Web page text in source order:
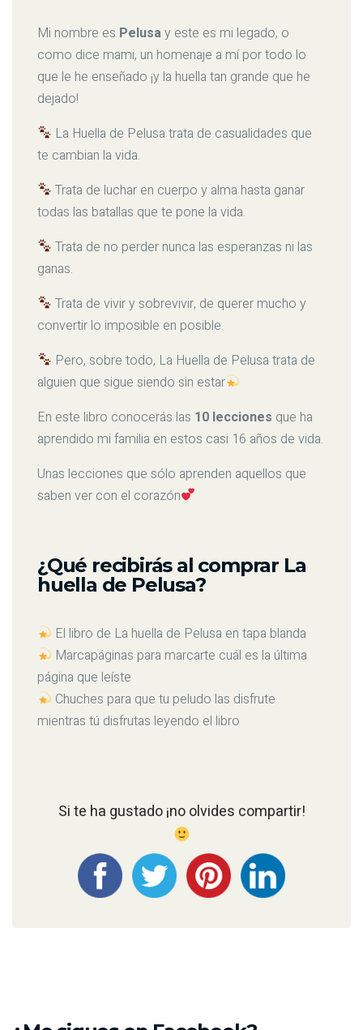
Mi nombre es Pelusay este es mi legado, o
como dice mami, un homenaje a mí por todo lo
que le he enseñado ¡y la huella tan grande que he
dejado!
La Huella de Pelusa trata de casualidades que
te cambian la vida.
Trata de luchar en cuerpo y alma hasta ganar
todas las batallas que te pone la vida.
Trata de no perder nunca las esperanzas ni las
ganas.
Trata de vivir y sobrevivir, de querer mucho y
convertir lo imposible en posible.
Pero, sobre todo, La Huella de Pelusa trata de
alguien que sigue siendo sin estar
En este libro conocerás las 10 lecciones que ha
aprendido mi familia en estos casi 16 años de vida.
Unas lecciones que sólo aprenden aquellos que
saben ver con el corazón
¿Qué recibirás al comprar La
huella de Pelusa?
El libro de La huella de Pelusa en tapa blanda
Marcapáginas para marcarte cuál es la última
página que leíste
Chuches para que tu peludo las disfrute
mientras tú disfrutas leyendo el libro
Si te ha gustado ¡no olvides compartir!